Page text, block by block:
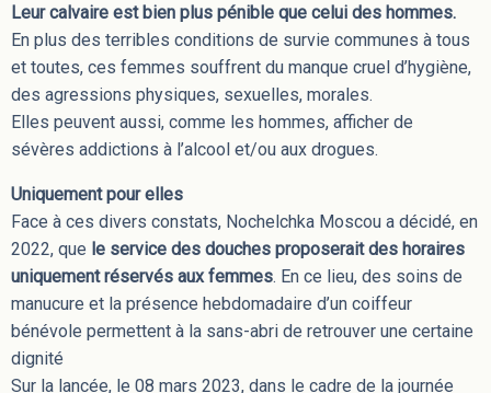
Leur calvaire est bien plus pénible que celui des hommes.
En plus des terribles conditions de survie communes à tous
et toutes, ces femmes souffrent du manque cruel d’hygiène,
des agressions physiques, sexuelles, morales.
Elles peuvent aussi, comme les hommes, afficher de
sévères addictions à l’alcool et/ou aux drogues.
Uniquement pour elles
Face à ces divers constats, Nochelchka Moscou a décidé, en
2022, que le service des douches proposerait des horaires
uniquement réservés aux femmes. En ce lieu, des soins de
manucure et la présence hebdomadaire d’un coiffeur
bénévole permettent à la sans-abri de retrouver une certaine
dignité
Sur la lancée, le 08 mars 2023, dans le cadre de la journée